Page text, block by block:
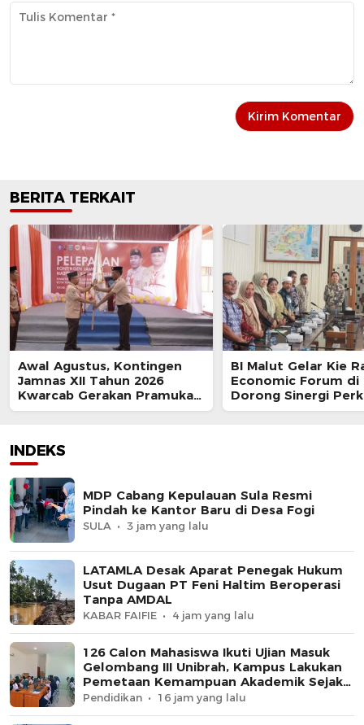
BERITA TERKAIT
Awal Agustus, Kontingen
Jamnas XII Tahun 2026
Kwarcab Gerakan Pramuka
Kota Tidore Bertolak ke
BI Malut Gelar Kie
Economic Forum di
Dorong Sinergi
Ekonomi Daerah
INDEKS
MDP Cabang Kepulauan Sula Resmi
Pindah ke Kantor Baru di Desa Fogi
SULA 3 jam yang lalu
LATAMLA Desak Aparat Penegak Hukum
Usut Dugaan PT Feni Haltim Beroperasi
Tanpa AMDAL
KABAR FAIFIE 4 jam yang lalu
126 Calon Mahasiswa Ikuti Ujian Masuk
Gelombang III Unibrah, Kampus Lakukan
Pemetaan Kemampuan Akademik Sejak
Awal
Pendidikan 16 jam yang lalu